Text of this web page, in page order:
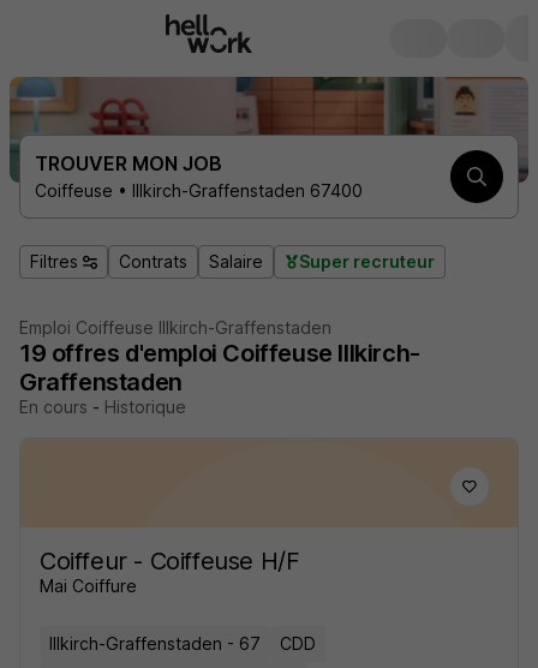
TROUVER MON JOB
Coiffeuse • Illkirch-Graffenstaden 67400
Filtres Contrats Salaire Super recruteur
Emploi Coiffeuse Illkirch-Graffenstaden
19 offres d'emploi Coiffeuse Illkirch-
Graffenstaden
En cours - Historique
Coiffeur - Coiffeuse H/F
Mai Coiffure
Illkirch-Graffenstaden - 67
CDD